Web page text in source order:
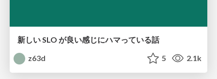
新しい SLO が良い感じにハマっている話
z63d
5 2.1k